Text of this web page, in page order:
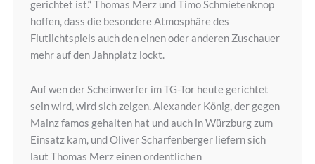
gerichtet ist.“ Thomas Merz und Timo Schmietenknop
hoffen, dass die besondere Atmosphäre des
Flutlichtspiels auch den einen oder anderen Zuschauer
mehr auf den Jahnplatz lockt.
Auf wen der Scheinwerfer im TG-Tor heute gerichtet
sein wird, wird sich zeigen. Alexander König, der gegen
Mainz famos gehalten hat und auch in Würzburg zum
Einsatz kam, und Oliver Scharfenberger liefern sich
laut Thomas Merz einen ordentlichen